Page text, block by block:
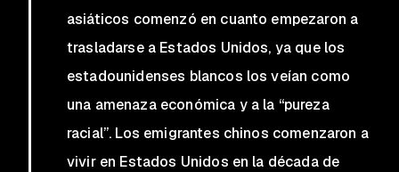
asiáticos comenzó en cuanto empezaron a
trasladarse a Estados Unidos, ya que los
estadounidenses blancos los veían como
una amenaza económica y a la “pureza
racial”. Los emigrantes chinos comenzaron a
vivir en Estados Unidos en la década de